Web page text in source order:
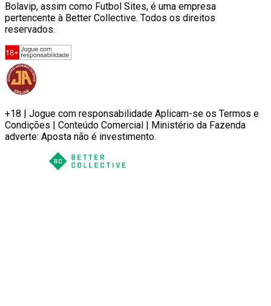
Bolavip, assim como Futbol Sites, é uma empresa
pertencente à Better Collective. Todos os direitos
reservados.
+18 | Jogue com responsabilidade Aplicam-se os Termos e
Condições | Conteúdo Comercial | Ministério da Fazenda
adverte: Aposta não é investimento.